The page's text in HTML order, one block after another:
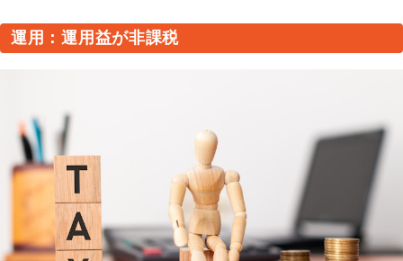
運用：運用益が非課税